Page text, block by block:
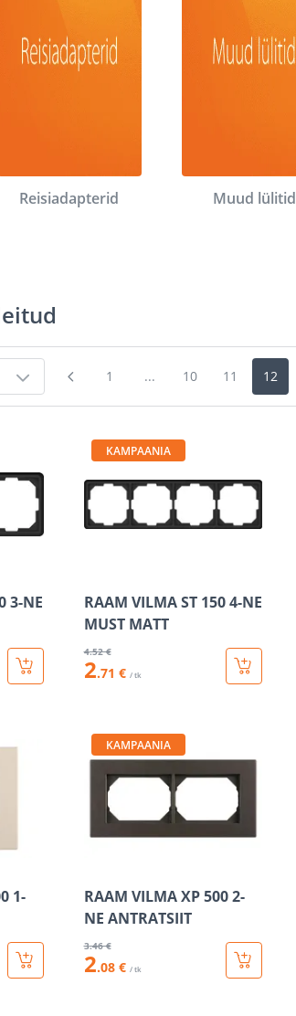
Reisiadapterid Muud lülitid
1 ... 10 11 12
3-NE
KAMPAANIA
RAAM VILMA ST 150 4-NE
MUST MATT
4.52 €
2.71 € / tk
1-
KAMPAANIA
RAAM VILMA XP 500 2-
NE ANTRATSIIT
3.46 €
2.08 € / tk